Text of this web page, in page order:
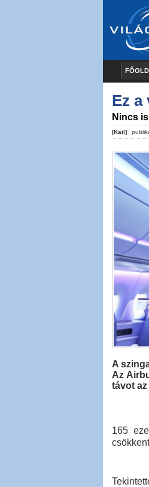
Ez a
Nincs
[Kail]
A
Az
távot
165